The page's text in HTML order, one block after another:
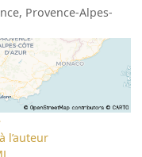
, Provence-Alpes-
l’auteur